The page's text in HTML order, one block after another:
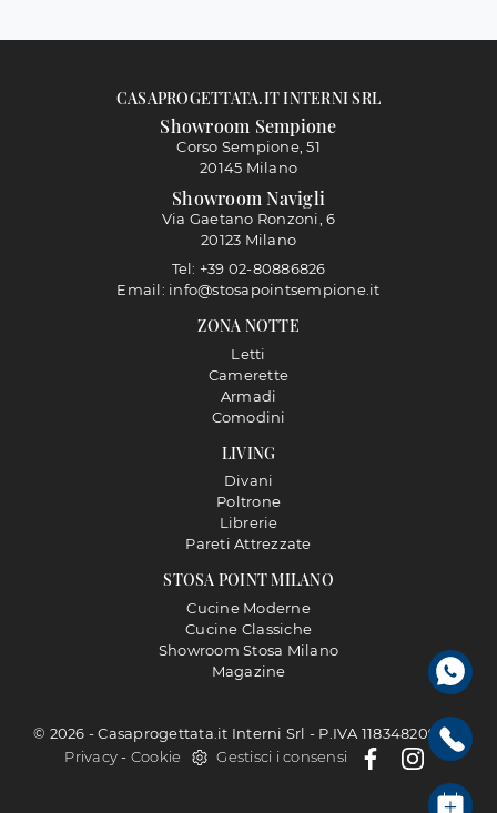
STOSA POINT MILANO
Cucine Moderne
Cucine Classiche
Showroom Stosa Milano
Magazine
LIVING
Divani
Poltrone
Librerie
Pareti Attrezzate
ZONA NOTTE
Letti
Camerette
Armadi
Comodini
CASAPROGETTATA.IT INTERNI SRL
Showroom Sempione
Corso Sempione, 51
20145 Milano
Showroom Navigli
Via Gaetano Ronzoni, 6
20123 Milano
Tel: +39 02-80886826
Email: info@stosapointsempione.it
© 2026 - Casaprogettata.it Interni Srl - P.IVA 11834820968 |
Privacy- Cookie Gestisci i consensi